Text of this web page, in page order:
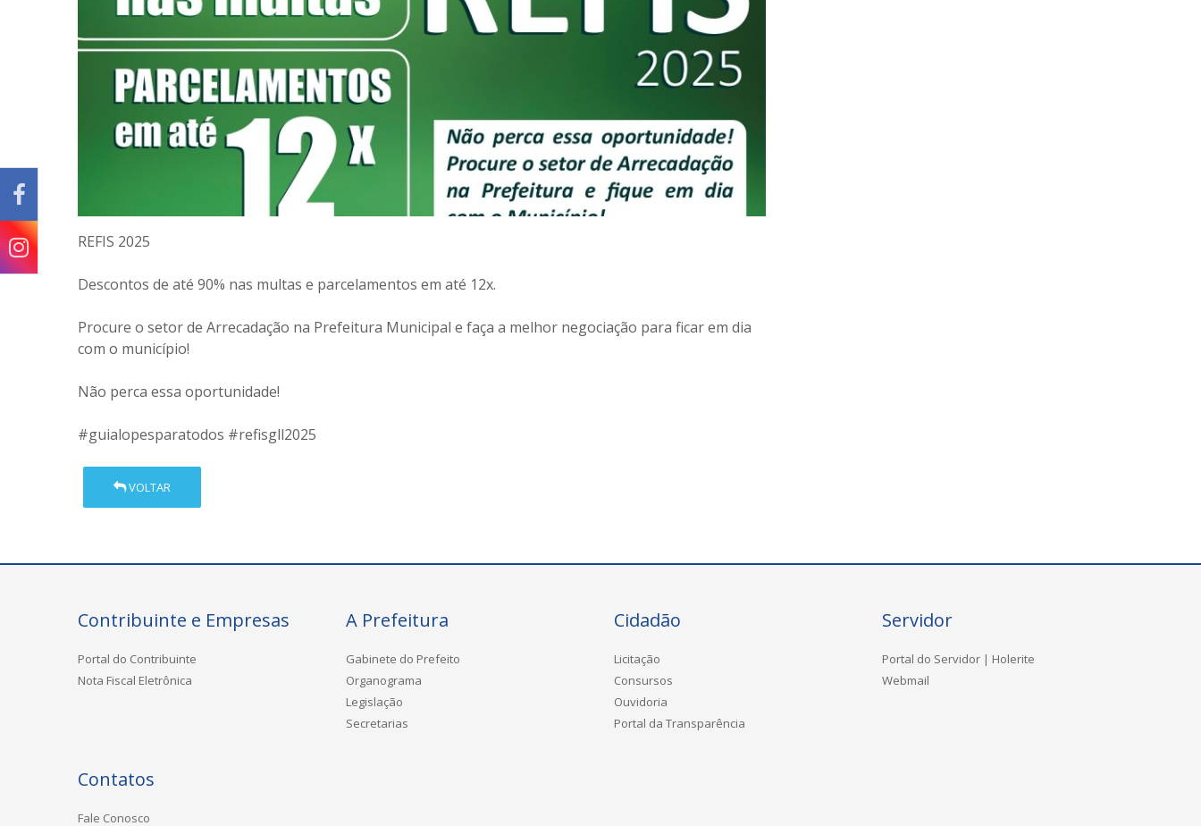
REFIS 2025
Descontos de até 90% nas multas e parcelamentos em até 12x.
Procure o setor de Arrecadação na Prefeitura Municipal e faça a melhor negociação para ficar em dia
com o município!
Não perca essa oportunidade!
#guialopesparatodos #refisgll2025
VOLTAR
Contribuinte e Empresas
Portal do Contribuinte
Nota Fiscal Eletrônica
A Prefeitura
Gabinete do Prefeito
Organograma
Legislação
Secretarias
Cidadão
Licitação
Consursos
Ouvidoria
Portal da Transparência
Servidor
Portal do Servidor | Holerite
Webmail
Contatos
Fale Conosco